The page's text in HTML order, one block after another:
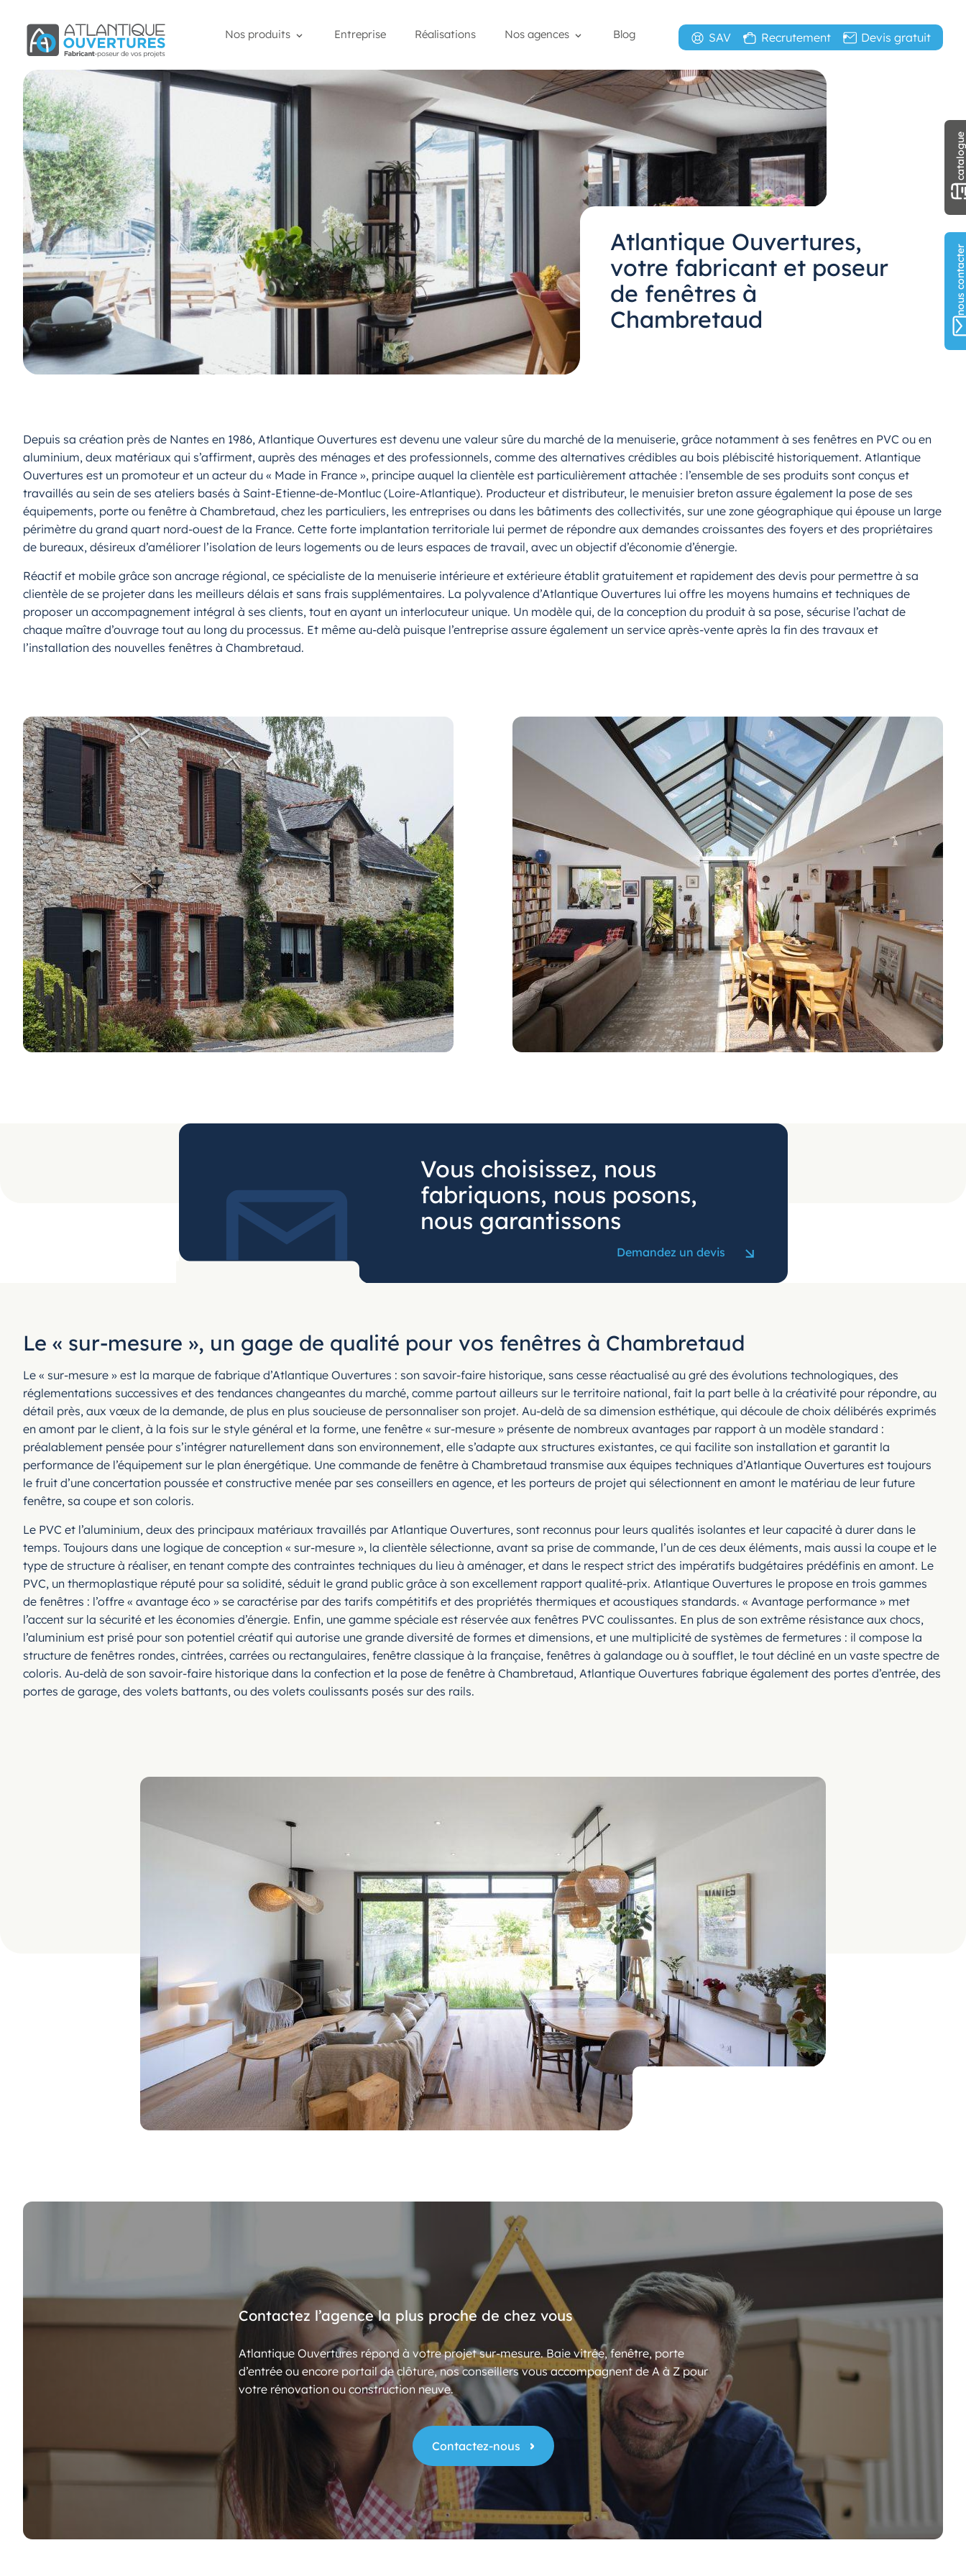
Nos produits Entreprise Réalisations Nos agences Blog SAV Recrutement Devis gratuit
Atlantique Ouvertures,
votre fabricant et poseur
de fenêtres à
Chambretaud
Depuis sa création près de Nantes en 1986, Atlantique Ouvertures est devenu une valeur sûre du marché de la menuiserie, grâce notamment à ses fenêtres en PVC ou en
aluminium, deux matériaux qui s’affirment, auprès des ménages et des professionnels, comme des alternatives crédibles au bois plébiscité historiquement. Atlantique
Ouvertures est un promoteur et un acteur du « Made in France », principe auquel la clientèle est particulièrement attachée : l’ensemble de ses produits sont conçus et
travaillés au sein de ses ateliers basés à Saint-Etienne-de-Montluc (Loire-Atlantique). Producteur et distributeur, le menuisier breton assure également la pose de ses
équipements, porte ou fenêtre à Chambretaud, chez les particuliers, les entreprises ou dans les bâtiments des collectivités, sur une zone géographique qui épouse un large
périmètre du grand quart nord-ouest de la France. Cette forte implantation territoriale lui permet de répondre aux demandes croissantes des foyers et des propriétaires
de bureaux, désireux d’améliorer l’isolation de leurs logements ou de leurs espaces de travail, avec un objectif d’économie d’énergie.
Réactif et mobile grâce son ancrage régional, ce spécialiste de la menuiserie intérieure et extérieure établit gratuitement et rapidement des devis pour permettre à sa
clientèle de se projeter dans les meilleurs délais et sans frais supplémentaires. La polyvalence d’Atlantique Ouvertures lui offre les moyens humains et techniques de
proposer un accompagnement intégral à ses clients, tout en ayant un interlocuteur unique. Un modèle qui, de la conception du produit à sa pose, sécurise l’achat de
chaque maître d’ouvrage tout au long du processus. Et même au-delà puisque l’entreprise assure également un service après-vente après la fin des travaux et
l’installation des nouvelles fenêtres à Chambretaud.
Demandez un devis
Vous choisissez, nous
fabriquons, nous posons,
nous garantissons
Le « sur-mesure », un gage de qualité pour vos fenêtres à Chambretaud
Le « sur-mesure » est la marque de fabrique d’Atlantique Ouvertures : son savoir-faire historique, sans cesse réactualisé au gré des évolutions technologiques, des
réglementations successives et des tendances changeantes du marché, comme partout ailleurs sur le territoire national, fait la part belle à la créativité pour répondre, au
détail près, aux vœux de la demande, de plus en plus soucieuse de personnaliser son projet. Au-delà de sa dimension esthétique, qui découle de choix délibérés exprimés
en amont par le client, à la fois sur le style général et la forme, une fenêtre « sur-mesure » présente de nombreux avantages par rapport à un modèle standard :
préalablement pensée pour s’intégrer naturellement dans son environnement, elle s’adapte aux structures existantes, ce qui facilite son installation et garantit la
performance de l’équipement sur le plan énergétique. Une commande de fenêtre à Chambretaud transmise aux équipes techniques d’Atlantique Ouvertures est toujours
le fruit d’une concertation poussée et constructive menée par ses conseillers en agence, et les porteurs de projet qui sélectionnent en amont le matériau de leur future
fenêtre, sa coupe et son coloris.
Le PVC et l’aluminium, deux des principaux matériaux travaillés par Atlantique Ouvertures, sont reconnus pour leurs qualités isolantes et leur capacité à durer dans le
temps. Toujours dans une logique de conception « sur-mesure », la clientèle sélectionne, avant sa prise de commande, l’un de ces deux éléments, mais aussi la coupe et le
type de structure à réaliser, en tenant compte des contraintes techniques du lieu à aménager, et dans le respect strict des impératifs budgétaires prédéfinis en amont. Le
PVC, un thermoplastique réputé pour sa solidité, séduit le grand public grâce à son excellement rapport qualité-prix. Atlantique Ouvertures le propose en trois gammes
de fenêtres : l’offre « avantage éco » se caractérise par des tarifs compétitifs et des propriétés thermiques et acoustiques standards. « Avantage performance » met
l’accent sur la sécurité et les économies d’énergie. Enfin, une gamme spéciale est réservée aux fenêtres PVC coulissantes. En plus de son extrême résistance aux chocs,
l’aluminium est prisé pour son potentiel créatif qui autorise une grande diversité de formes et dimensions, et une multiplicité de systèmes de fermetures : il compose la
structure de fenêtres rondes, cintrées, carrées ou rectangulaires, fenêtre classique à la française, fenêtres à galandage ou à soufflet, le tout décliné en un vaste spectre de
coloris. Au-delà de son savoir-faire historique dans la confection et la pose de fenêtre à Chambretaud, Atlantique Ouvertures fabrique également des portes d’entrée, des
portes de garage, des volets battants, ou des volets coulissants posés sur des rails.
Contactez l’agence la plus proche de chez vous
Atlantique Ouvertures répond à votre projet sur-mesure. Baie vitrée, fenêtre, porte
d’entrée ou encore portail de clôture, nos conseillers vous accompagnent de A à Z pour
votre rénovation ou construction neuve.
Contactez-nous
nous